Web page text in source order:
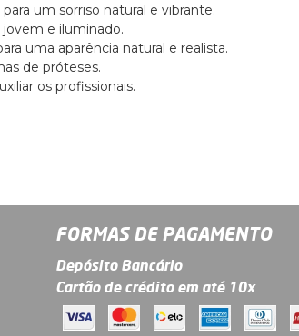
um sorriso natural e vibrante.
jovem e iluminado.
uma aparência natural e realista.
de próteses.
os profissionais.
FORMAS DE PAGAMENTO
Depósito Bancário
Cartão de crédito em até 10x